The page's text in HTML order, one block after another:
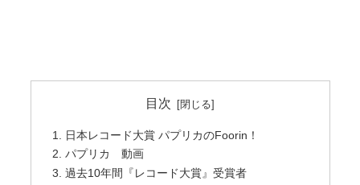
目次
日本レコード大賞 パプリカのFoorin！
パプリカ 動画
過去10年間『レコード大賞』受賞者